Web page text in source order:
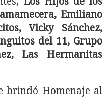
Emiliano
Vicky Sánchez,
del 11, Grupo
Las Hermanitas
brindó Homenaje al